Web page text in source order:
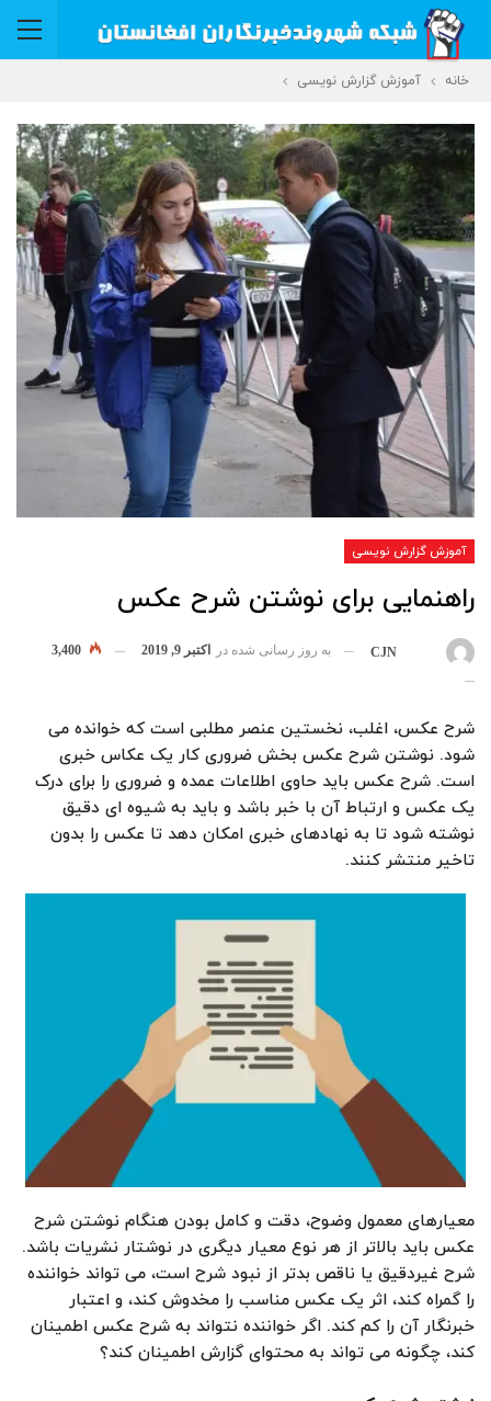
خانه آموزش گزارش نویسی
آموزش گزارش نویسی
راهنمایی برای نوشتن شرح عکس
CJN به روز رسانی شده در اکتبر 9, 2019 3,400
شرح عکس، اغلب، نخستین عنصر مطلبی است که خوانده می
شود. نوشتن شرح عکس بخش ضروری کار یک عکاس خبری
است. شرح عکس باید حاوی اطلاعات عمده و ضروری را برای درک
یک عکس و ارتباط آن با خبر باشد و باید به شیوه ای دقیق
نوشته شود تا به نهادهای خبری امکان دهد تا عکس را بدون
تاخیر منتشر کنند.
معیارهای معمول وضوح، دقت و کامل بودن هنگام نوشتن شرح
عکس باید بالاتر از هر نوع معیار دیگری در نوشتار نشریات باشد.
شرح غیردقیق یا ناقص بدتر از نبود شرح است، می تواند خواننده
را گمراه کند، اثر یک عکس مناسب را مخدوش کند، و اعتبار
خبرنگار آن را کم کند. اگر خواننده نتواند به شرح عکس اطمینان
کند، چگونه می تواند به محتوای گزارش اطمینان کند؟